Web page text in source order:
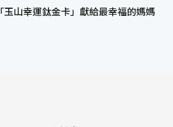
「玉山幸運鈦金卡」獻給最幸福的媽媽